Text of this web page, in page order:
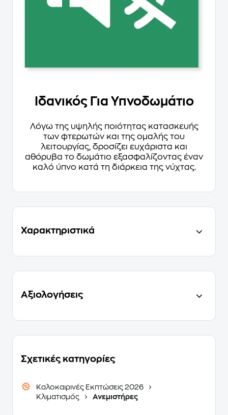
Ιδανικός Για Υπνοδωμάτιο
Λόγω της υψηλής ποιότητας κατασκευής
των φτερωτών και της ομαλής του
λειτουργίας, δροσίζει ευχάριστα και
αθόρυβα το δωμάτιο εξασφαλίζοντας έναν
καλό ύπνο κατά τη διάρκεια της νύχτας.
Χαρακτηριστικά
Αξιολογήσεις
Σχετικές κατηγορίες
Καλοκαιρινές Εκπτώσεις 2026
Κλιματισμός
Ανεμιστήρες